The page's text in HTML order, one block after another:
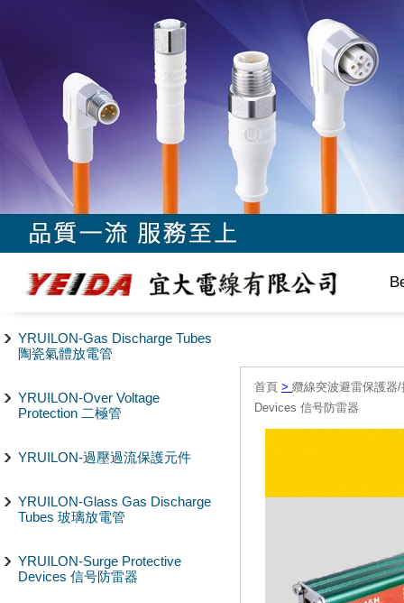
YRUILON-Gas Discharge Tubes
陶瓷氣體放電管
YRUILON-Over Voltage
Protection 二極管
YRUILON-過壓過流保護元件
YRUILON-Glass Gas Discharge
Tubes 玻璃放電管
YRUILON-Surge Protective
Devices 信号防雷器
首頁 > 纜線突波避雷保護器
Devices 信号防雷器